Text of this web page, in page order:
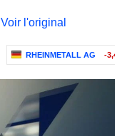
Voir l'original
RHEINMETALL AG -